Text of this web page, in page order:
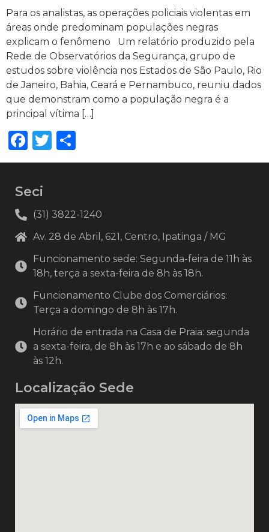
Para os analistas, as operações policiais violentas em
áreas onde predominam populações negras
explicam o fenômeno Um relatório produzido pela
Rede de Observatórios da Segurança, grupo de
estudos sobre violência nos Estados de São Paulo, Rio
de Janeiro, Bahia, Ceará e Pernambuco, reuniu dados
que demonstram como a população negra é a
principal vítima […]
Facebook
Twitter
Seci
(31) 3822-1240
Av. 28 de Abril, 621, Centro, Ipatinga / MG
Funcionamento sede: Segunda-feira de 11h às
18h, terça a sexta-feira de 8h às 18h.
Funcionamento Clube dos Comerciários:
Terça a domingo de 8h às 17h.
Horário de entrada na Casa de Praia: segunda
a sexta-feira, de 8h às 17h e ao sábado de 8h
às 12h.
Localização Sede